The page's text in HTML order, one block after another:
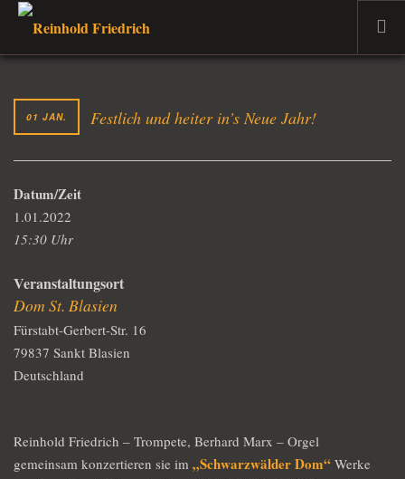
DER MUSIKER
DER DOZENT
01 JAN. Festlich und heiter in’s Neue Jahr!
Datum/Zeit
1.01.2022
15:30 Uhr
Veranstaltungsort
Dom St. Blasien
Fürstabt-Gerbert-Str. 16
79837 Sankt Blasien
Deutschland
Reinhold Friedrich – Trompete, Berhard Marx – Orgel
gemeinsam konzertieren sie im „Schwarzwälder Dom“ Werke